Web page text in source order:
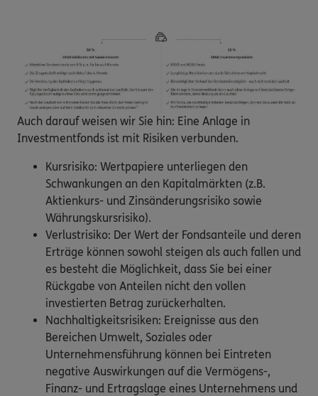
Auch darauf weisen wir Sie hin: Eine Anlage in
Investmentfonds ist mit Risiken verbunden.
Kursrisiko: Wertpapiere unterliegen den
Schwankungen an den Kapitalmärkten (z.B.
Aktienkurs- und Zinsänderungsrisiko sowie
Währungskursrisiko).
Verlustrisiko: Der Wert der Fondsanteile und deren
Erträge können sowohl steigen als auch fallen und
es besteht die Möglichkeit, dass Sie bei einer
Rückgabe von Anteilen nicht den vollen
investierten Betrag zurückerhalten.
Nachhaltigkeitsrisiken: Ereignisse aus den
Bereichen Umwelt, Soziales oder
Unternehmensführung können bei Eintreten
negative Auswirkungen auf die Vermögens-,
Finanz- und Ertragslage eines Unternehmens und